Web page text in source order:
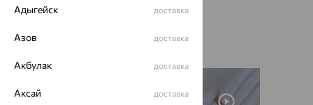
Адыгейск доставка
Азов доставка
Акбулак доставка
Аксай доставка